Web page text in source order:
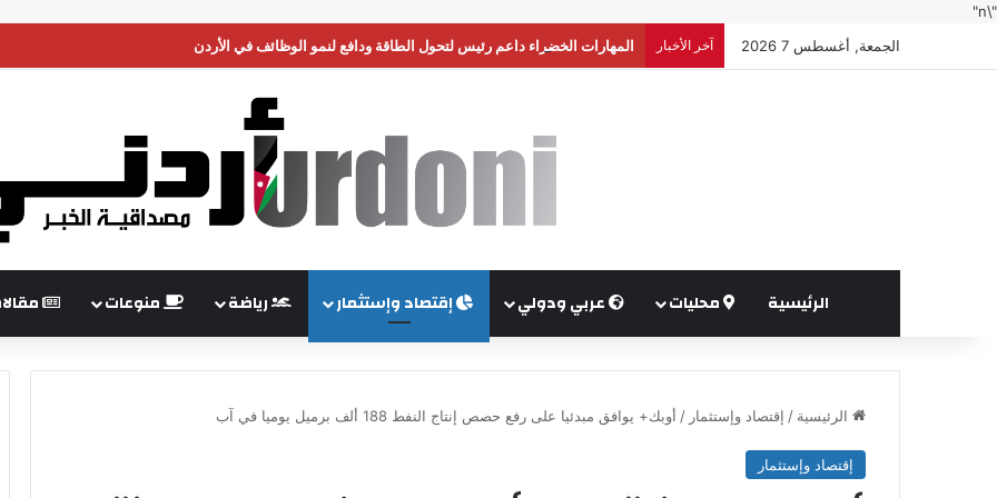
"\n"
الجمعة, أغسطس 7 2026
آخر الأخبار المهارات الخضراء داعم رئيس لتحول الطاقة ودافع لنمو الوظائف في الأردن
الرئيسية محليات عربي ودولي إقتصاد وإستثمار رياضة منوعات
الرئيسية / إقتصاد وإستثمار / أوبك+ يوافق مبدئيا على رفع حصص إنتاج النفط 188 ألف برميل يوميا في آب
إقتصاد وإستثمار